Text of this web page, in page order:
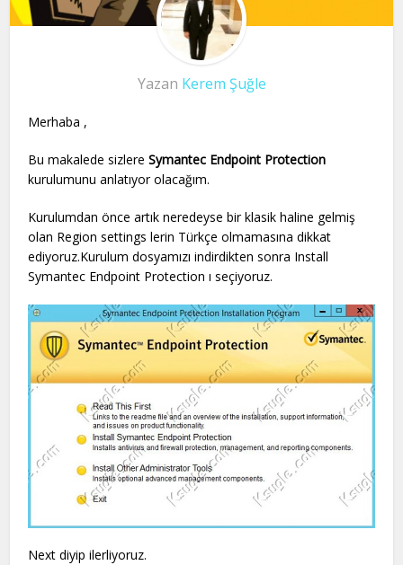
Yazan Kerem Şuğle
Merhaba ,
Bu makalede sizlereSymantec Endpoint Protection
kurulumunu anlatıyor olacağım.
Kurulumdan önce artık neredeyse bir klasik haline gelmiş
olan Region settings lerin Türkçe olmamasına dikkat
ediyoruz.Kurulum dosyamızı indirdikten sonra Install
Symantec Endpoint Protection ı seçiyoruz.
Next diyip ilerliyoruz.